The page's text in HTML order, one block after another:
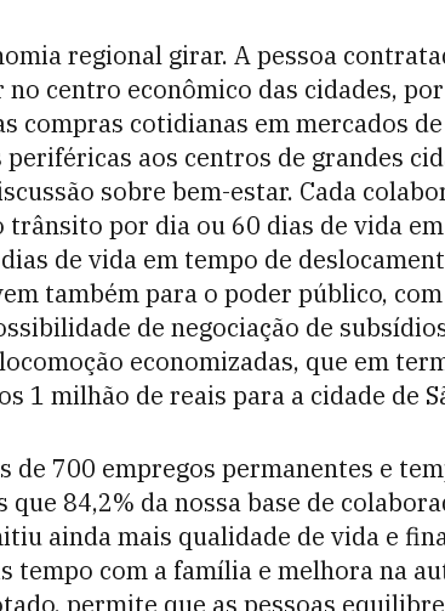
regional girar. A pessoa
centro econômico das cidades,
compras cotidianas em mercados
aos centros de grandes
sobre bem-estar. Cada
trânsito por dia ou 60 dias de vida
de vida em tempo de
também para o poder público,
de negociação de
economizadas, que em
1 milhão de reais para a cidade de
de 700 empregos permanentes e
84,2% da nossa base de
ainda mais qualidade de vida e
tempo com a família e melhora na
permite que as pessoas